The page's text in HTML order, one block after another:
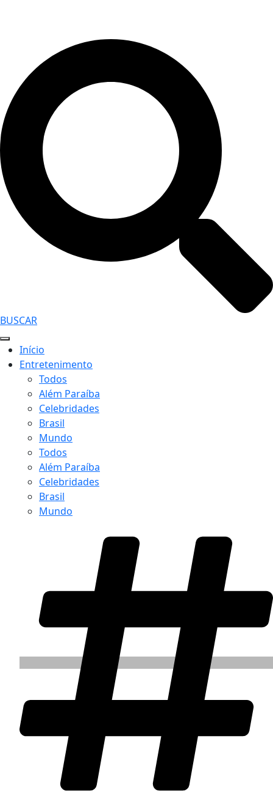
BUSCAR
Início
Entretenimento
Todos
Além Paraíba
Celebridades
Brasil
Mundo
Todos
Além Paraíba
Celebridades
Brasil
Mundo